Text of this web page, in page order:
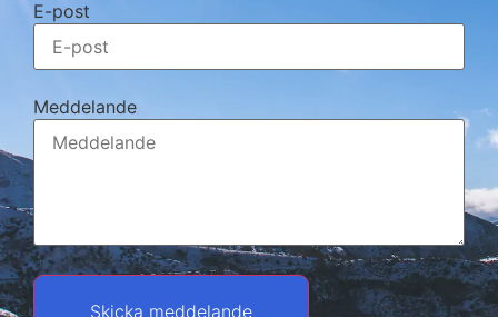
E-post
Meddelande
Skicka meddelande